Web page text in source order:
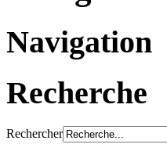
Navigation
Recherche
Rechercher